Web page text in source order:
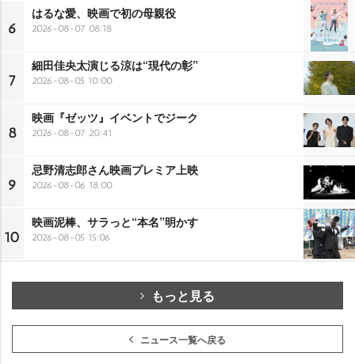
6
はるな愛、映画で初の母親役
2026-08-07 08:18
7
細田佳央太演じる涼は“現代の彰”
2026-08-05 10:00
8
映画『ゼッツ』イベントでジーク
2026-08-07 20:41
9
忌野清志郎さん映画プレミア上映
2026-08-06 18:00
10
映画泥棒、サラっと“本名”明かす
2026-08-05 15:06
もっと見る
ニュース一覧へ戻る